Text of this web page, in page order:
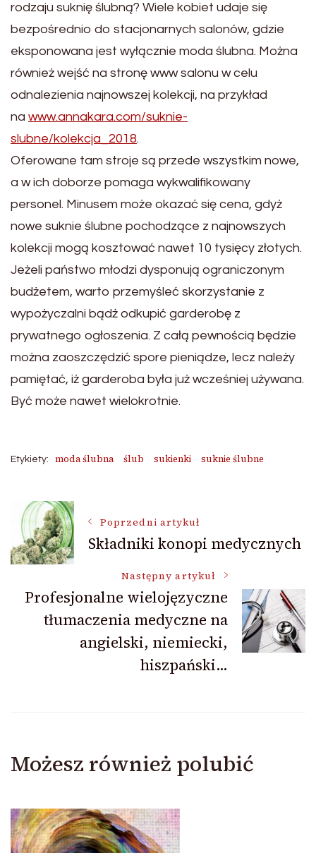
rodzaju suknię ślubną? Wiele kobiet udaje się
bezpośrednio do stacjonarnych salonów, gdzie
eksponowana jest wyłącznie moda ślubna. Można
również wejść na stronę www salonu w celu
odnalezienia najnowszej kolekcji, na przykład
na www.annakara.com/suknie-
slubne/kolekcja_2018.
Oferowane tam stroje są przede wszystkim nowe,
a w ich doborze pomaga wykwalifikowany
personel. Minusem może okazać się cena, gdyż
nowe suknie ślubne pochodzące z najnowszych
kolekcji mogą kosztować nawet 10 tysięcy złotych.
Jeżeli państwo młodzi dysponują ograniczonym
budżetem, warto przemyśleć skorzystanie z
wypożyczalni bądź odkupić garderobę z
prywatnego ogłoszenia. Z całą pewnością będzie
można zaoszczędzić spore pieniądze, lecz należy
pamiętać, iż garderoba była już wcześniej używana.
Być może nawet wielokrotnie.
Etykiety: moda ślubna ślub sukienki suknie ślubne
Nawigacja
wpisu
Poprzedni artykuł
Składniki konopi medycznych
Następny artykuł
Profesjonalne wielojęzyczne
tłumaczenia medyczne na
angielski, niemiecki,
hiszpański…
Możesz również polubić